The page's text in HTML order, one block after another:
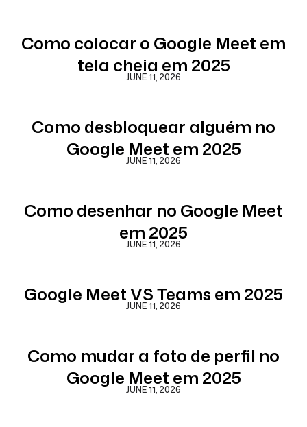
Como colocar o Google Meet em
tela cheia em 2025
JUNE 11, 2026
Como desbloquear alguém no
Google Meet em 2025
JUNE 11, 2026
Como desenhar no Google Meet
em 2025
JUNE 11, 2026
Google Meet VS Teams em 2025
JUNE 11, 2026
Como mudar a foto de perfil no
Google Meet em 2025
JUNE 11, 2026